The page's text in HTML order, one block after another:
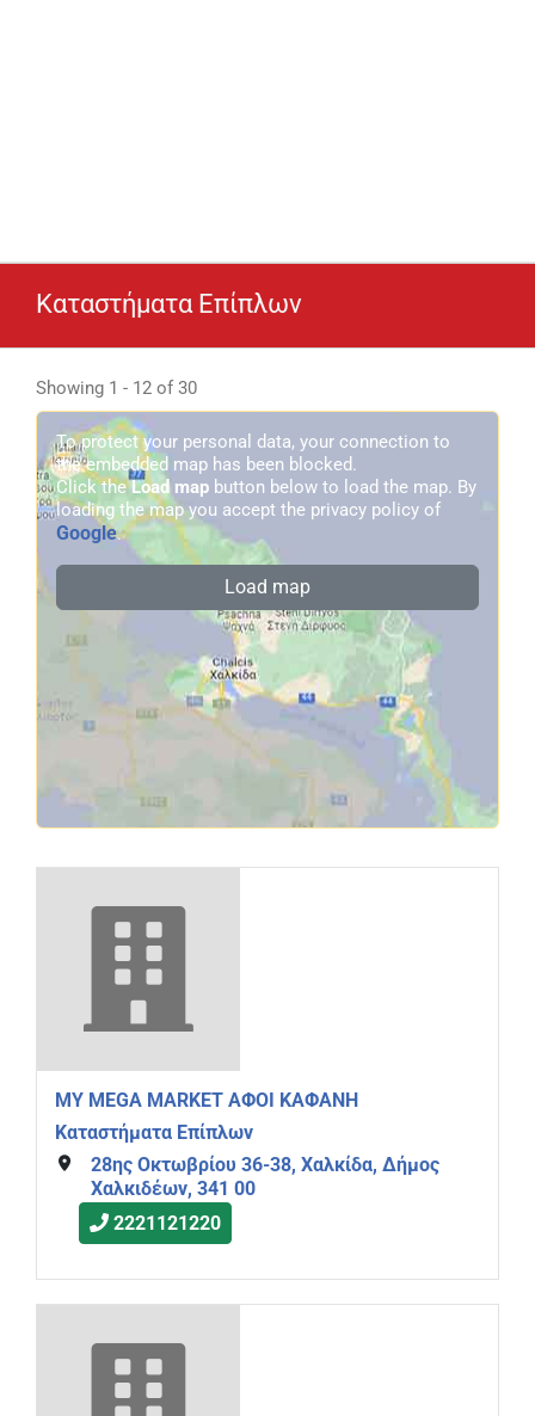
Καταστήματα Επίπλων
Showing 1 - 12 of 30
MY MEGA MARKET ΑΦΟΙ ΚΑΦΑΝΗ
Καταστήματα Επίπλων
28ης Οκτωβρίου 36-38, Χαλκίδα, Δήμος
Χαλκιδέων, 341 00
2221121220
To protect your personal data, your connection to
the embedded map has been blocked.
Click theLoad map button below to load the map. By
loading the map you accept the privacy policy of
Google.
Load map